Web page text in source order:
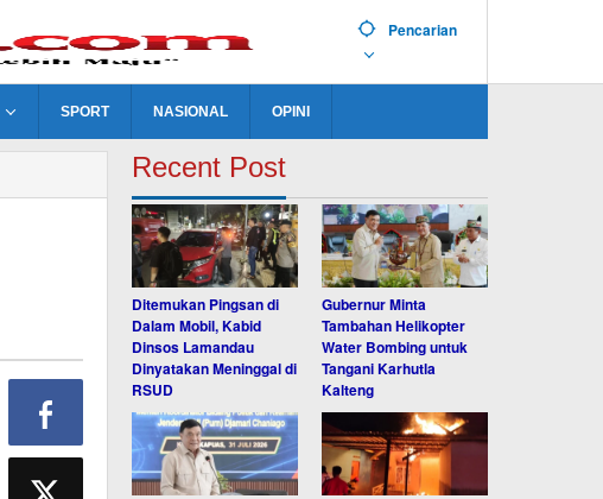
Pencarian
SPORT NASIONAL OPINI
Recent Post
Ditemukan Pingsan di
Dalam Mobil, Kabid
Dinsos Lamandau
Dinyatakan Meninggal di
RSUD
Gubernur Minta
Tambahan Helikopter
Water Bombing untuk
Tangani Karhutla
Kalteng